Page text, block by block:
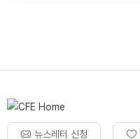
뉴스레터 신청